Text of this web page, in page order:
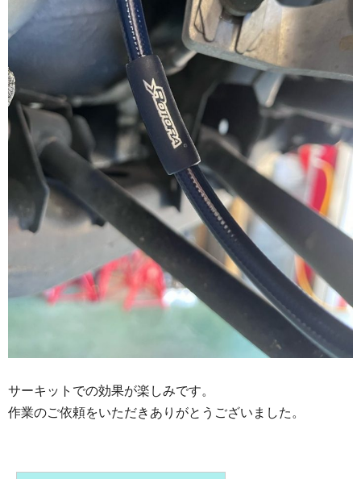
サーキットでの効果が楽しみです。
作業のご依頼をいただきありがとうございました。